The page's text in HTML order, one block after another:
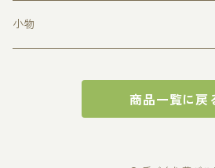
小物
商品一覧に戻